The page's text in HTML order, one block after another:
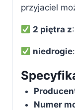
przyjaciel
2 piętra z
niedrogie
Numer